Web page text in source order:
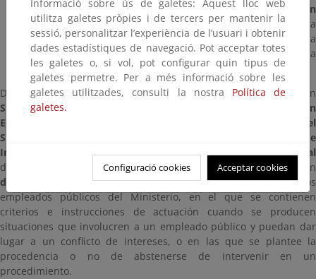
Ministros elSistema de Integridad de la Administración
General del Estado. En este proceso se insiste en la
conveniencia de externalizar este compromiso con la
integridad para preservar la confianza del ciudadano en la
actuación de los poderes públicos.
De acuerdo con lo anterior, y en el marco de la construcción de un
Sistema de integridad
Ministerio para la Transición
Ecológica y el Reto Demográfico
Resolución del
Subsecretario
Sistema de
Integridad
del Ministerio, así como unadeclaración institucional
de compromiso de lucha contra el fraude y la corrupción y un
documento de conducta profesional o código éticode los
empleados públicos del Ministerio, en el que se contienen
criterios e instrucciones de actuación cuando se producen
situaciones que involucren a un empleado público y puedan dar
lugar a un conflicto de intereses, o en las que se plantee la
procedencia o no de abstenerse de intervenir en un
procedimiento.
Informació sobre ús de galetes: Aquest lloc web
utilitza galetes pròpies i de tercers per mantenir la
sessió, personalitzar l’experiència de l’usuari i obtenir
dades estadístiques de navegació. Pot acceptar totes
les galetes o, si vol, pot configurar quin tipus de
galetes permetre. Per a més informació sobre les
galetes utilitzades, consulti la nostra Política de
galetes.
Configuració cookies Acceptar cookies